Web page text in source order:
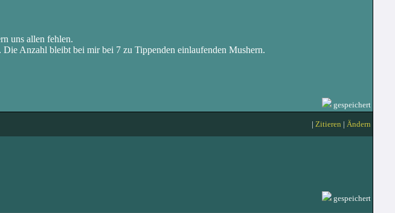
uns allen fehlen.
Anzahl bleibt bei mir bei 7 zu Tippenden einlaufenden Mushern.
gespeichert
| Zitieren | Ändern
gespeichert